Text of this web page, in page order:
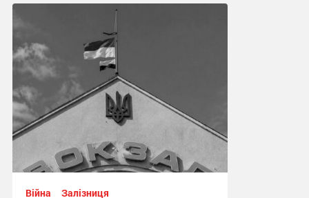
Війна Залізниця